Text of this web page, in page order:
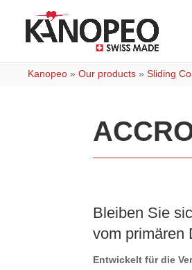
Kanopeo » Our products » Sliding
Bleiben Sie
vom primären
Entwickelt für die